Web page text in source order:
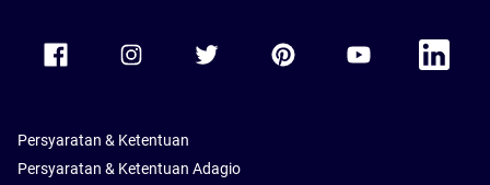
Accor Youtube
Accor
Persyaratan & Ketentuan
Persyaratan & Ketentuan Adagio